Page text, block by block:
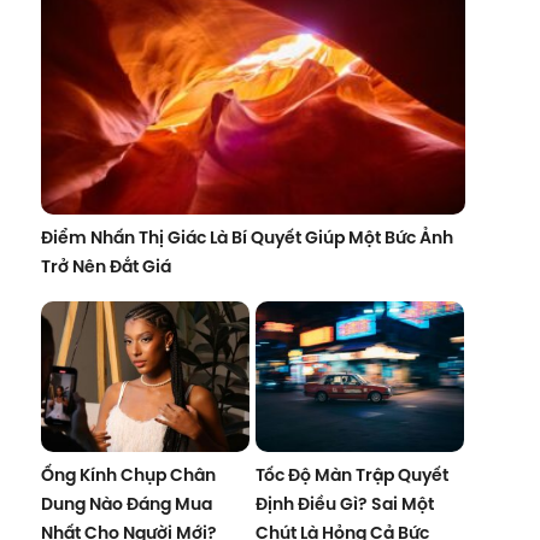
Điểm Nhấn Thị Giác Là Bí Quyết Giúp Một Bức Ảnh
Trở Nên Đắt Giá
Ống Kính Chụp Chân
Dung Nào Đáng Mua
Nhất Cho Người Mới?
Tốc Độ Màn Trập Quyết
Định Điều Gì? Sai Một
Chút Là Hỏng Cả Bức